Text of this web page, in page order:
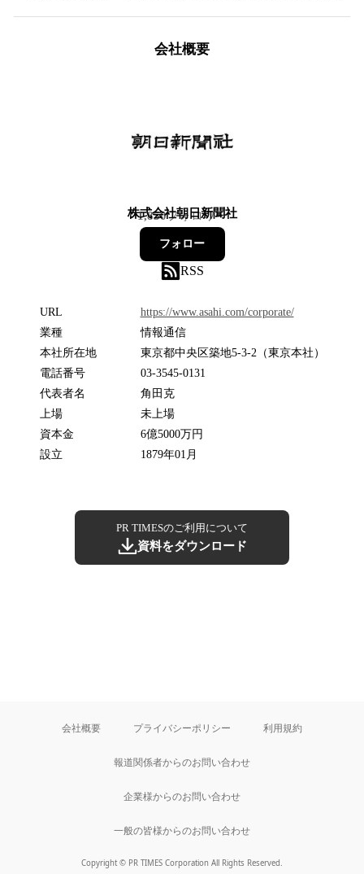
会社概要
株式会社朝日新聞社
1,850フォロワー
フォロー
RSS
URL
https://www.asahi.com/corporate/
業種
情報通信
本社所在地
東京都中央区築地5-3-2（東京本社）
電話番号
03-3545-0131
代表者名
角田克
上場
未上場
資本金
6億5000万円
設立
1879年01月
PR TIMESのご利用について
資料をダウンロード
会社概要 プライバシーポリシー 利用規約
報道関係者からのお問い合わせ
企業様からのお問い合わせ
一般の皆様からのお問い合わせ
Copyright © PR TIMES Corporation All Rights Reserved.